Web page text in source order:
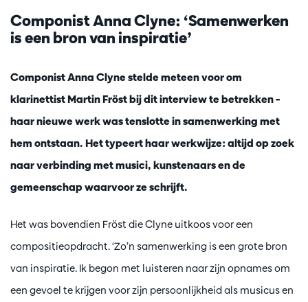
Componist Anna Clyne: ‘Samenwerken
is een bron van inspiratie’
Componist Anna Clyne stelde meteen voor om
klarinettist Martin Fröst bij dit interview te betrekken –
haar nieuwe werk was tenslotte in samenwerking met
hem ontstaan. Het typeert haar werkwijze: altijd op zoek
naar verbinding met musici, kunstenaars en de
gemeenschap waarvoor ze schrijft.
Het was bovendien Fröst die Clyne uitkoos voor een
compositieopdracht. ‘Zo’n samenwerking is een grote bron
van inspiratie. Ik begon met luisteren naar zijn opnames om
een gevoel te krijgen voor zijn persoonlijkheid als musicus en